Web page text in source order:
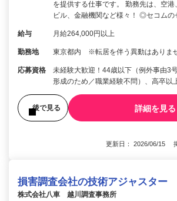
を提供する仕事です。 勤務先は、空
ビル、金融機関など様々！ ◎セコム
給与 月給264,000円以上
勤務地 東京都内 ※転居を伴う異動はありま
応募資格
未経験大歓迎！44歳以下（例外事由3
形成のため／職業経験不問）、高卒以
後で見る 詳細を見る
更新日： 2026/06/15
損害調査会社の技術アジャスター
株式会社八車 越川調査事務所